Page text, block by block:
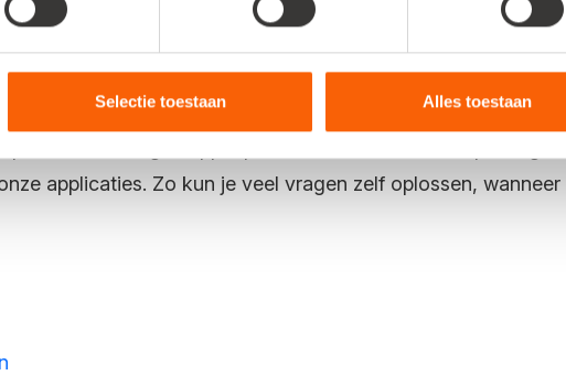
Selectie toestaan Alles toestaan
het Kennisplein.
Kennisplein.
praktische uitleg, stappenplannen en antwoorden op
applicaties. Zo kun je veel vragen zelf oplossen,